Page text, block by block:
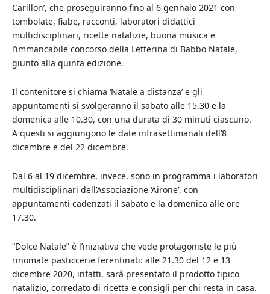
Carillon’, che proseguiranno fino al 6 gennaio 2021 con
tombolate, fiabe, racconti, laboratori didattici
multidisciplinari, ricette natalizie, buona musica e
l’immancabile concorso della Letterina di Babbo Natale,
giunto alla quinta edizione.
Il contenitore si chiama ‘Natale a distanza’ e gli
appuntamenti si svolgeranno il sabato alle 15.30 e la
domenica alle 10.30, con una durata di 30 minuti ciascuno.
A questi si aggiungono le date infrasettimanali dell’8
dicembre e del 22 dicembre.
Dal 6 al 19 dicembre, invece, sono in programma i laboratori
multidisciplinari dell’Associazione ‘Airone’, con
appuntamenti cadenzati il sabato e la domenica alle ore
17.30.
“Dolce Natale” è l’iniziativa che vede protagoniste le più
rinomate pasticcerie ferentinati: alle 21.30 del 12 e 13
dicembre 2020, infatti, sarà presentato il prodotto tipico
natalizio, corredato di ricetta e consigli per chi resta in casa.